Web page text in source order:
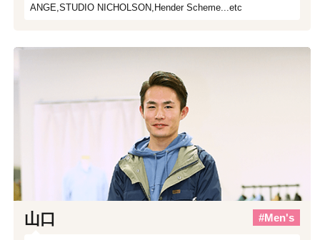
ANGE,STUDIO NICHOLSON,Hender Scheme...etc
山口 #Men's